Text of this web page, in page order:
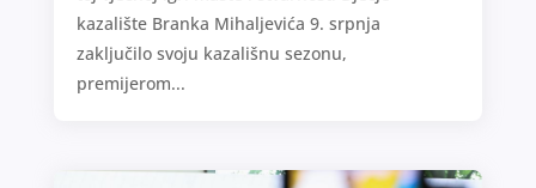
kazalište Branka Mihaljevića 9. srpnja
zaključilo svoju kazališnu sezonu,
premijerom...